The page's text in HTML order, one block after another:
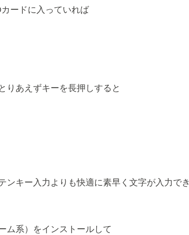
ードに入っていれば
りあえずキーを長押しすると
ンキー入力よりも快適に素早く文字が入力でき
ム系）をインストールして